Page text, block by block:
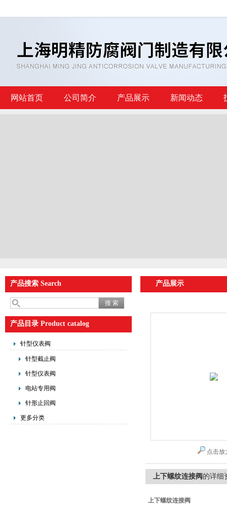
网站首页 公司简介 产品展示 新闻动态
产品搜索 Search
产品目录 Product catalog
针型仪表阀
针型截止阀
针型仪表阀
电站专用阀
针形止回阀
更多分类
产品展示
点击放
上下螺纹连接阀 的详细
上下螺纹连接阀